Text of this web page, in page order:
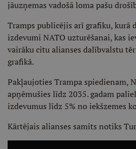
jāuzņemas vadošā loma pašu
Tramps publicējis arī grafiku, kurā
izdevumi NATO uzturēšanai, kas
vairāku citu alianses dalībvalstu
grafikā.
Pakļaujoties Trampa spiedienam,
apņēmušies līdz 2035. gadam
izdevumus līdz 5% no iekšzemes
Kārtējais alianses samits notiks